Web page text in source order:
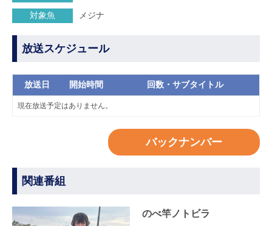
対象魚 メジナ
放送スケジュール
放送日 開始時間 回数・サブタイトル
現在放送予定はありません。
バックナンバー
関連番組
のべ竿ノトビラ